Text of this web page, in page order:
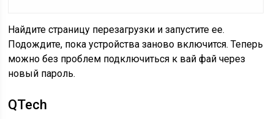
Найдите страницу перезагрузки и запустите ее.
Подождите, пока устройства заново включится. Теперь
можно без проблем подключиться к вай фай через
новый пароль.
QTech